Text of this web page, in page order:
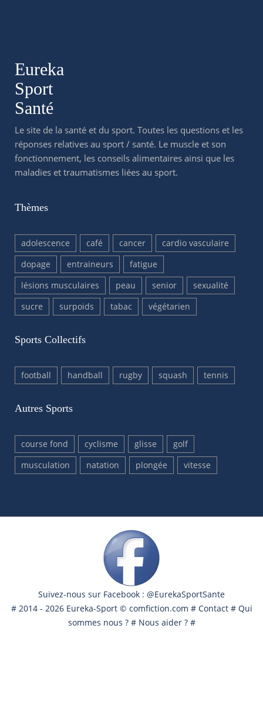
Eureka
Sport
Santé
Le site de la santé et du sport. Toutes les questions et les
réponses relatives au sport / santé. Le muscle et son
fonctionnement, les conseils alimentaires ainsi que les
maladies et traumatismes liées au sport.
Thèmes
adolescence café cancer
cardio vasculaire
dopage
entraineurs
fatigue
lésions musculaires
peau senior
sexualité
sucre
surpoids tabac végétarien
Sports Collectifs
football handball rugby squash tennis
Autres Sports
course fond cyclisme glisse
golf
musculation
natation plongée vitesse
Suivez-nous sur Facebook : @EurekaSportSante
# 2014 - 2026 Eureka-Sport © comfiction.com # Contact# Qui
sommes nous ?# Nous aider ?#